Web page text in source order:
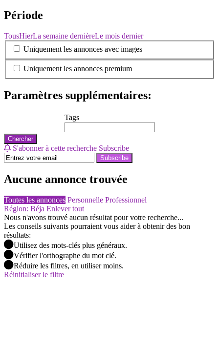
Période
TousHierLa semaine dernièreLe mois dernier
Uniquement les annonces avec images
Uniquement les annonces premium
Paramètres supplémentaires:
Tags
Chercher
S'abonner à cette recherche Subscribe
Subscribe
Aucune annonce trouvée
Toutes les annonces Personnelle Professionnel
Région: Béja Enlever tout
Nous n'avons trouvé aucun résultat pour votre recherche...
Les conseils suivants pourraient vous aider à obtenir des bon
résultats:
Utilisez des mots-clés plus généraux.
Vérifier l'orthographe du mot clé.
Réduire les filtres, en utiliser moins.
Réinitialiser le filtre